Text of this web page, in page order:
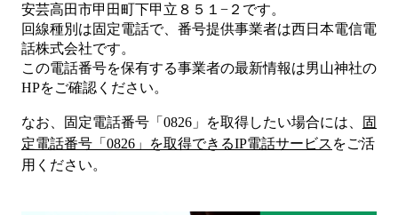
安芸高田市甲田町下甲立８５１−２ です。
回線種別は固定電話で、番号提供事業者は西日本電信電
話株式会社です。
この電話番号を保有する事業者の最新情報は男山神社の
HPをご確認ください。
なお、固定電話番号「 0826 」を取得したい場合には、
固
定電話番号「 0826 」を取得できるIP電話サービス をご活
用ください。